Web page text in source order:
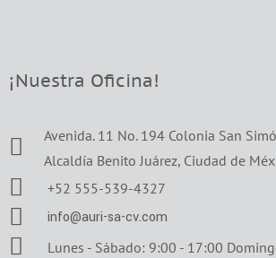
¡Nuestra Oficina!
Avenida. 11 No. 194 Colonia San
Alcaldía Benito Juárez, Ciudad de
+52 555-539-4327
info@auri-sa-cv.com
Lunes - Sábado: 9:00 - 17:00